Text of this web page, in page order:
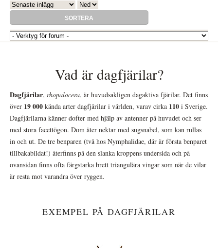
Order by Sortera
Vad är dagfjärilar?
Dagfjärilar, rhopalocera, är huvudsakligen dagaktiva fjärilar. Det finns
över 19 000 kända arter dagfjärilar i världen, varav cirka 110 i Sverige.
Dagfjärilarna känner dofter med hjälp av antenner på huvudet och ser
med stora facettögon. Dom äter nektar med sugsnabel, som kan rullas
in och ut. De tre benparen (två hos Nymphalidae, där är första benparet
tillbakabildat!) återfinns på den slanka kroppens undersida och på
ovansidan finns ofta färgstarka brett triangulära vingar som när de vilar
är resta mot varandra över ryggen.
EXEMPEL PÅ DAGFJÄRILAR